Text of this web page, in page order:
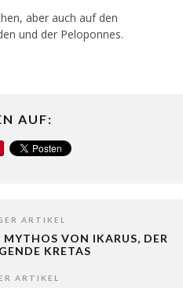
aber auch auf den
und der Peloponnes.
AUF:
ARTIKEL
VON IKARUS, DER
KRETAS
ARTIKEL